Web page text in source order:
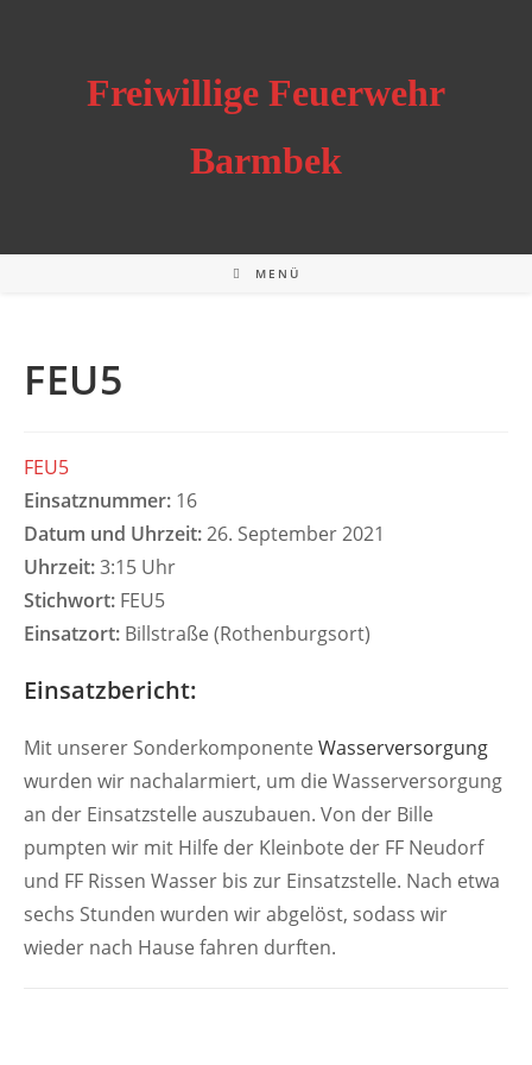
Freiwillige Feuerwehr
Barmbek
MENÜ
FEU5
FEU5
Einsatznummer: 16
Datum und Uhrzeit:26. September 2021
Uhrzeit:3:15 Uhr
Stichwort: FEU5
Einsatzort: Billstraße (Rothenburgsort)
Einsatzbericht:
Mit unserer Sonderkomponente Wasserversorgung
wurden wir nachalarmiert, um die Wasserversorgung
an der Einsatzstelle auszubauen. Von der Bille
pumpten wir mit Hilfe der Kleinbote der FF Neudorf
und FF Rissen Wasser bis zur Einsatzstelle. Nach etwa
sechs Stunden wurden wir abgelöst, sodass wir
wieder nach Hause fahren durften.